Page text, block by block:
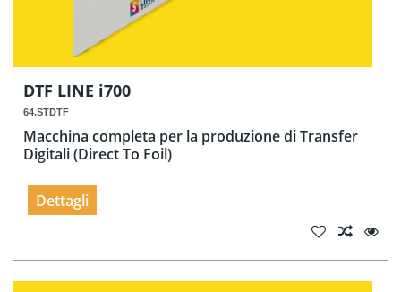
DTF LINE i700
64.STDTF
Macchina completa per la produzione di Transfer
Digitali (Direct To Foil)
Dettagli